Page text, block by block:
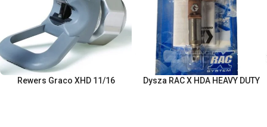
Rewers Graco XHD 11/16 Dysza RAC X HDA HEAVY DUTY